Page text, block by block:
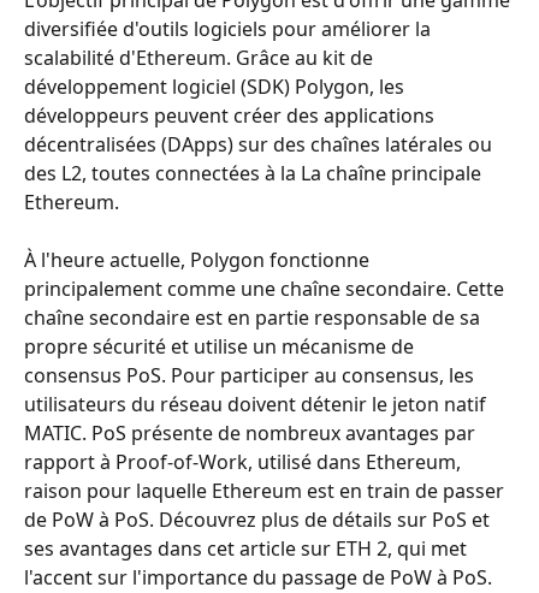
diversifiée d'outils logiciels pour améliorer la
scalabilité d'Ethereum. Grâce au kit de
développement logiciel (SDK) Polygon, les
développeurs peuvent créer des applications
décentralisées (DApps) sur des chaînes latérales ou
des L2, toutes connectées à la La chaîne principale
Ethereum.
À l'heure actuelle, Polygon fonctionne
principalement comme une chaîne secondaire. Cette
chaîne secondaire est en partie responsable de sa
propre sécurité et utilise un mécanisme de
consensus PoS. Pour participer au consensus, les
utilisateurs du réseau doivent détenir le jeton natif
MATIC. PoS présente de nombreux avantages par
rapport à Proof-of-Work, utilisé dans Ethereum,
raison pour laquelle Ethereum est en train de passer
de PoW à PoS. Découvrez plus de détails sur PoS et
ses avantages dans cet article sur ETH 2, qui met
l'accent sur l'importance du passage de PoW à PoS.